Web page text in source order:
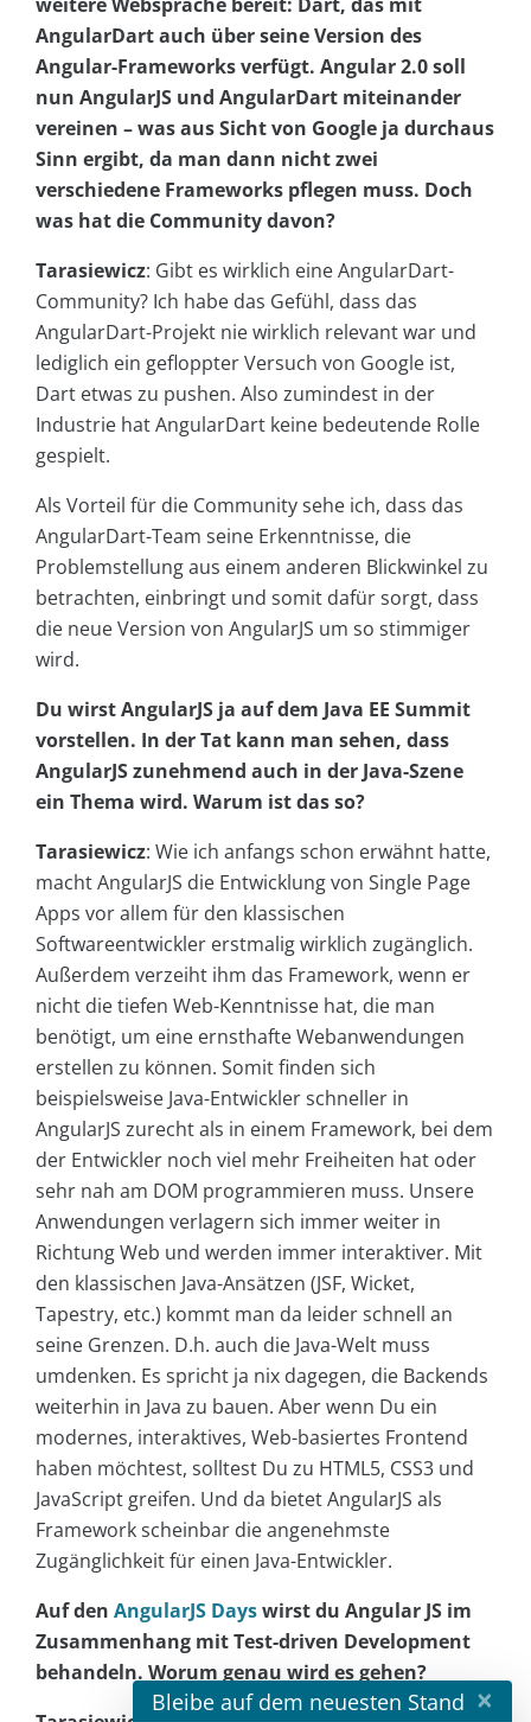
AngularDart auch über seine Version des
Angular-Frameworks verfügt. Angular 2.0 soll
nun AngularJS und AngularDart miteinander
vereinen – was aus Sicht von Google ja durchaus
Sinn ergibt, da man dann nicht zwei
verschiedene Frameworks pflegen muss. Doch
was hat die Community davon?
Tarasiewicz: Gibt es wirklich eine AngularDart-
Community? Ich habe das Gefühl, dass das
AngularDart-Projekt nie wirklich relevant war und
lediglich ein gefloppter Versuch von Google ist,
Dart etwas zu pushen. Also zumindest in der
Industrie hat AngularDart keine bedeutende Rolle
gespielt.
Als Vorteil für die Community sehe ich, dass das
AngularDart-Team seine Erkenntnisse, die
Problemstellung aus einem anderen Blickwinkel zu
betrachten, einbringt und somit dafür sorgt, dass
die neue Version von AngularJS um so stimmiger
wird.
Du wirst AngularJS ja auf dem Java EE Summit
vorstellen. In der Tat kann man sehen, dass
AngularJS zunehmend auch in der Java-Szene
ein Thema wird. Warum ist das so?
Tarasiewicz: Wie ich anfangs schon erwähnt hatte,
macht AngularJS die Entwicklung von Single Page
Apps vor allem für den klassischen
Softwareentwickler erstmalig wirklich zugänglich.
Außerdem verzeiht ihm das Framework, wenn er
nicht die tiefen Web-Kenntnisse hat, die man
benötigt, um eine ernsthafte Webanwendungen
erstellen zu können. Somit finden sich
beispielsweise Java-Entwickler schneller in
AngularJS zurecht als in einem Framework, bei dem
der Entwickler noch viel mehr Freiheiten hat oder
sehr nah am DOM programmieren muss. Unsere
Anwendungen verlagern sich immer weiter in
Richtung Web und werden immer interaktiver. Mit
den klassischen Java-Ansätzen (JSF, Wicket,
Tapestry, etc.) kommt man da leider schnell an
seine Grenzen. D.h. auch die Java-Welt muss
umdenken. Es spricht ja nix dagegen, die Backends
weiterhin in Java zu bauen. Aber wenn Du ein
modernes, interaktives, Web-basiertes Frontend
haben möchtest, solltest Du zu HTML5, CSS3 und
JavaScript greifen. Und da bietet AngularJS als
Framework scheinbar die angenehmste
Zugänglichkeit für einen Java-Entwickler.
Auf den AngularJS Dayswirst du Angular JS im
Zusammenhang mit Test-driven Development
behandeln. Worum genau wird es gehen?
Bleibe auf dem neuesten Stand ×